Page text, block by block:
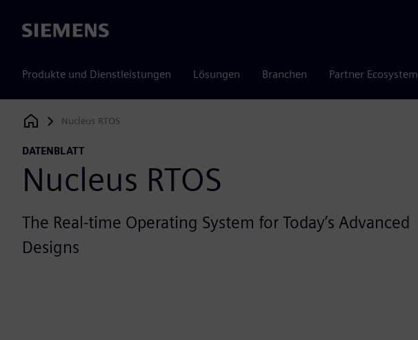
Siemens
Produkte und Dienstleistungen Lösungen Branchen Partner Ecosystem
Siemens Digital Industries Software
Nucleus RTOS
DATENBLATT
Nucleus RTOS
The Real-time Operating System for Today’s Advanced
Designs